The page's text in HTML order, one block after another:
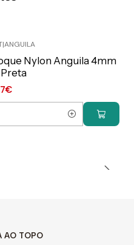
|ANGUILA
Nylon Anguila 4mm
AO TOPO